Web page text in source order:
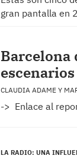
gran pantalla en
Barcelona
CLAUDIA ADAME Y
-> Enlace al
LA RADIO: UNA